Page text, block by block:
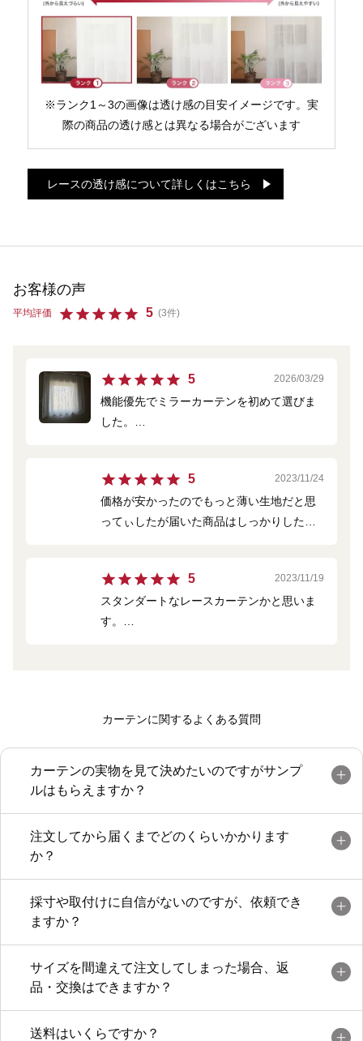
※ランク1～3の画像は透け感の目安イメージです。実
際の商品の透け感とは異なる場合がございます
レースの透け感について詳しくはこちら
お客様の声
平均評価 5 (3件)
5 2026/03/29
機能優先でミラーカーテンを初めて選びま
した。
5 2023/11/24
価格が安かったのでもっと薄い生地だと思
ってぃしたが届いた商品はしっかりした生
いと思います。
5 2023/11/19
スタンダートなレースカーテンかと思いま
す。
カーテンに関するよくある質問
カーテンの実物を見て決めたいのですがサンプ
ルはもらえますか？
注文してから届くまでどのくらいかかります
か？
採寸や取付けに自信がないのですが、依頼でき
ますか？
サイズを間違えて注文してしまった場合、返
品・交換はできますか？
送料はいくらですか？